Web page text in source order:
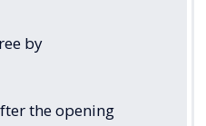
by
the opening